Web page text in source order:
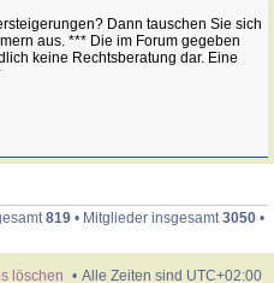
Dann tauschen Sie sich
aus. *** Die im Forum gegeben
keine Rechtsberatung dar. Eine
819 • Mitglieder insgesamt3050 •
Alle Zeiten sind UTC+02:00
löschen